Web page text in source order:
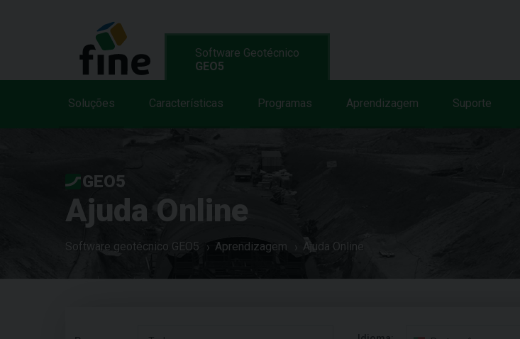
Software Geotécnico
GEO5
Soluções Características Programas Aprendizagem Suporte
GEO5
Ajuda Online
Software geotécnico GEO5 Aprendizagem Ajuda Online